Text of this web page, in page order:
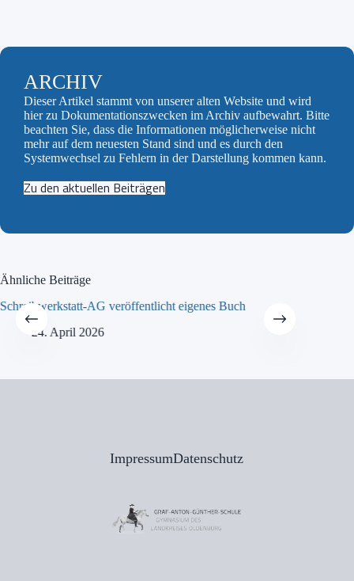
ARCHIV
Dieser Artikel stammt von unserer alten Website und wird
hier zu Dokumentationszwecken im Archiv aufbewahrt. Bitte
beachten Sie, dass die Informationen möglicherweise nicht
mehr auf dem neuesten Stand sind und es durch den
Systemwechsel zu Fehlern in der Darstellung kommen kann.
Zu den aktuellen Beiträgen
Ähnliche Beiträge
Schreibwerkstatt-AG veröffentlicht eigenes Buch
24. April 2026
ImpressumDatenschutz